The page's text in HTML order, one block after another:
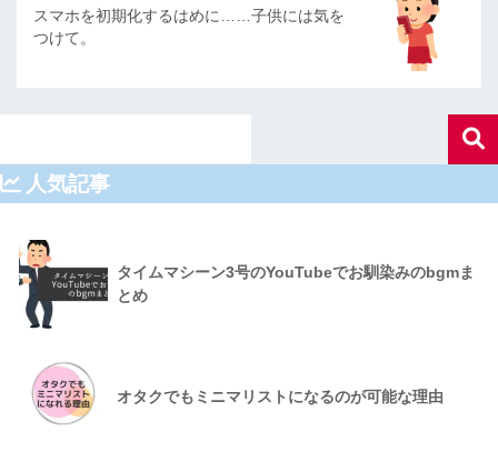
スマホを初期化するはめに……子供には気を
つけて。
人気記事
タイムマシーン3号のYouTubeでお馴染みのbgmま
とめ
オタクでもミニマリストになるのが可能な理由